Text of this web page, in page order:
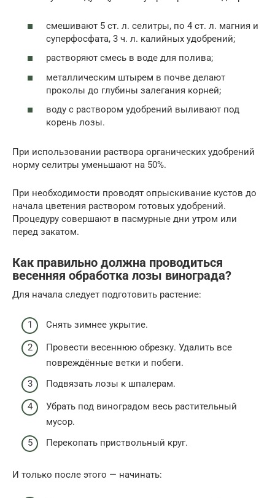
смешивают 5 ст. л. селитры, по 4 ст. л. магния и
суперфосфата, 3 ч. л. калийных удобрений;
растворяют смесь в воде для полива;
металлическим штырем в почве делают
проколы до глубины залегания корней;
воду с раствором удобрений выливают под
корень лозы.
При использовании раствора органических удобрений
норму селитры уменьшают на 50%.
При необходимости проводят опрыскивание кустов до
начала цветения раствором готовых удобрений.
Процедуру совершают в пасмурные дни утром или
перед закатом.
Как правильно должна проводиться
весенняя обработка лозы винограда?
Для начала следует подготовить растение:
Снять зимнее укрытие.
Провести весеннюю обрезку. Удалить все
повреждённые ветки и побеги.
Подвязать лозы к шпалерам.
Убрать под виноградом весь растительный
мусор.
Перекопать приствольный круг.
И только после этого — начинать: